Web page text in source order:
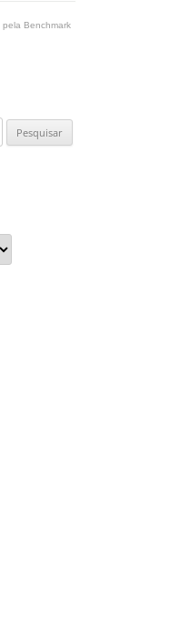
pela Benchmark